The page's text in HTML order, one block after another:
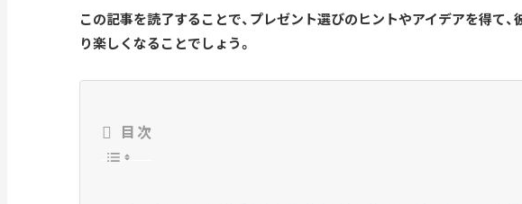
この記事を読了することで、プレゼント選びのヒントやアイデアを得て
り楽しくなることでしょう。
目次